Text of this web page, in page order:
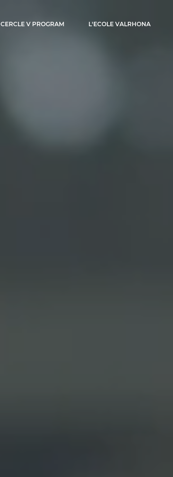
CERCLE V PROGRAM L'ECOLE VALRHONA